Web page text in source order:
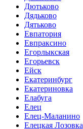
Дютьково
Дядьково
Дятьково
Евпатория
Евпраксино
Егорлыкская
Егорьевск
Ейск
Екатеринбург
Екатериновка
Елабуга
Елец
Елец-Маланино
Елецкая Лозовка